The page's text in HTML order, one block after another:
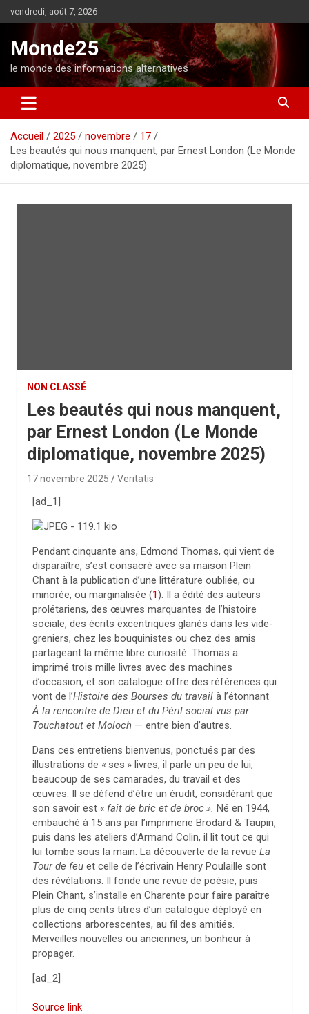
l
o
n
vendredi, août 7, 2026
Monde25
le monde des informations alternatives
Accueil 2025 novembre
17
Les beautés qui nous manquent, par Ernest London (Le Monde
diplomatique, novembre 2025)
NON CLASSÉ
Les beautés qui nous manquent,
par Ernest London (Le Monde
diplomatique, novembre 2025)
17 novembre 2025 Veritatis
[ad_1]
Pendant cinquante ans, Edmond Thomas, qui vient de
disparaître, s’est consacré avec sa maison Plein
Chant à la publication d’une littérature oubliée, ou
minorée, ou marginalisée (1). Il a édité des auteurs
prolétariens, des œuvres marquantes de l’histoire
sociale, des écrits excentriques glanés dans les vide-
greniers, chez les bouquinistes ou chez des amis
partageant la même libre curiosité. Thomas a
imprimé trois mille livres avec des machines
d’occasion, et son catalogue offre des références qui
vont de l’Histoire des Bourses du travail à l’étonnant
À la rencontre de Dieu et du Péril social vus par
Touchatout et Moloch — entre bien d’autres.
Dans ces entretiens bienvenus, ponctués par des
illustrations de « ses » livres, il parle un peu de lui,
beaucoup de ses camarades, du travail et des
œuvres. Il se défend d’être un érudit, considérant que
son savoir est « fait de bric et de broc». Né en 1944,
embauché à 15 ans par l’imprimerie Brodard & Taupin,
puis dans les ateliers d’Armand Colin, il lit tout ce qui
lui tombe sous la main. La découverte de la revue La
Tour de feu et celle de l’écrivain Henry Poulaille sont
des révélations. Il fonde une revue de poésie, puis
Plein Chant, s’installe en Charente pour faire paraître
plus de cinq cents titres d’un catalogue déployé en
collections arborescentes, au fil des amitiés.
Merveilles nouvelles ou anciennes, un bonheur à
propager.
[ad_2]
Source link